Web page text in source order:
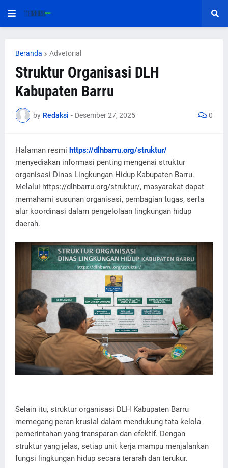
Beranda Advetorial
Struktur Organisasi DLH
Kabupaten Barru
by Redaksi - Desember 27, 2025 0
Halaman resmi https://dlhbarru.org/struktur/
menyediakan informasi penting mengenai struktur
organisasi Dinas Lingkungan Hidup Kabupaten Barru.
Melalui https://dlhbarru.org/struktur/, masyarakat dapat
memahami susunan organisasi, pembagian tugas, serta
alur koordinasi dalam pengelolaan lingkungan hidup
daerah.
Selain itu, struktur organisasi DLH Kabupaten Barru
memegang peran krusial dalam mendukung tata kelola
pemerintahan yang transparan dan efektif. Dengan
struktur yang jelas, setiap unit kerja mampu menjalankan
fungsi lingkungan hidup secara terarah dan terukur.